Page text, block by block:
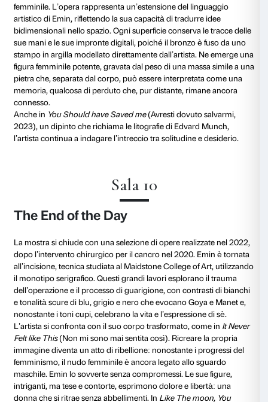
mette in primo piano temi come il senso del pudore,
l’autodeterminazione e il desiderio.
Sala 6
A Different Time
pandemia di COVID-19, Tracey Emin ha creato nella
domestico in un rifugio per la memoria, mentre si
lasciarlo dopo vent’anni. Queste opere esplorano
trasformazione, evocando figure spettrali in interni
con una palette di blu e grigi.
My Mum’s Ashes – In The Ashes Room (Le ceneri
Nella stanza delle ceneri) riflette sulla perdita della
presenza aleggia nell’ambiente attraverso l’urna
ceneri. La pittura diventa così uno spazio di
ma anche di riconciliazione con la memoria e il
La solitudine non è un vuoto, ma una condizione
e crescita. Thriving on Solitude(Prosperare nella
suggerisce proprio questo concetto di occasione di